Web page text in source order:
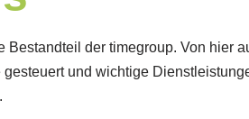
Bestandteil der timegroup. Von hier
und wichtige